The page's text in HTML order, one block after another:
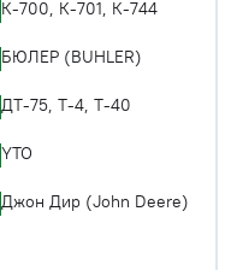
К-700, К-701, К-744
БЮЛЕР (BUHLER)
ДТ-75, Т-4, Т-40
YTO
Джон Дир (John Deere)